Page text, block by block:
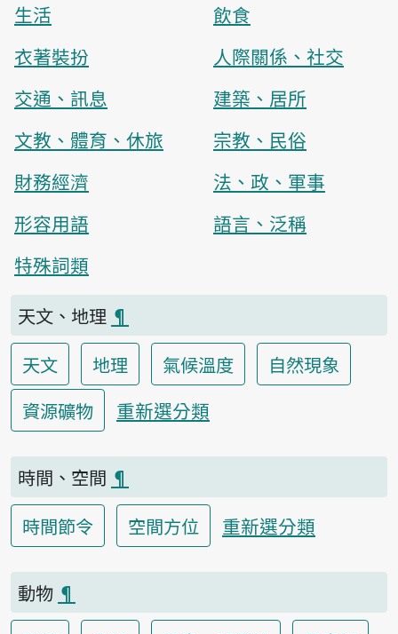
生活
飲食
衣著裝扮
人際關係、社交
交通、訊息
建築、居所
文教、體育、休旅
宗教、民俗
財務經濟
法、政、軍事
形容用語
語言、泛稱
特殊詞類
天文、地理 ¶
天文
地理 氣候溫度
自然現象
資源礦物
重新選分類
時間、空間 ¶
時間節令
空間方位 重新選分類
動物 ¶